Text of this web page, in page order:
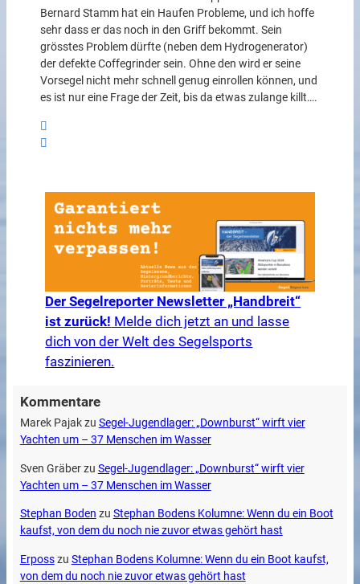
Bernard Stamm hat ein Haufen Probleme, und ich hoffe
sehr dass er das noch in den Griff bekommt. Sein
grösstes Problem dürfte (neben dem Hydrogenerator)
der defekte Coffegrinder sein. Ohne den wird er seine
Vorsegel nicht mehr schnell genug einrollen können, und
es ist nur eine Frage der Zeit, bis da etwas zulange killt….
Der Segelreporter Newsletter „Handbreit“
ist zurück! Melde dich jetzt an und lasse
dich von der Welt des Segelsports
faszinieren.
Kommentare
Marek Pajakzu Segel-Jugendlager: „Downburst“ wirft vier
Yachten um – 37 Menschen im Wasser
Sven Gräberzu Segel-Jugendlager: „Downburst“ wirft vier
Yachten um – 37 Menschen im Wasser
Stephan Boden zu Stephan Bodens Kolumne: Wenn du ein Boot
kaufst, von dem du noch nie zuvor etwas gehört hast
Erposszu Stephan Bodens Kolumne: Wenn du ein Boot kaufst,
von dem du noch nie zuvor etwas gehört hast